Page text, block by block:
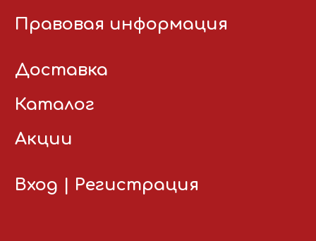
Правовая информация
Доставка
Каталог
Акции
Вход Регистрация